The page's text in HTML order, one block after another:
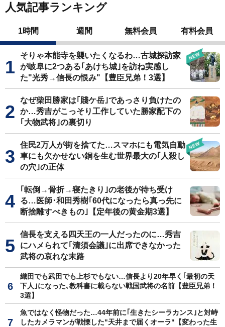
人気記事ランキング
1時間 週間 無料会員 有料会員
そりゃ本能寺を襲いたくなるわ…古城探訪家
が岐阜に2つある｢あけち城｣を訪ね実感し
た"光秀→信長の恨み"【豊臣兄弟！3選】
なぜ柴田勝家は｢賤ケ岳｣であっさり負けたの
か…秀吉がこっそり工作していた勝家配下の
｢大物武将｣の裏切り
住民2万人が街を捨てた…スマホにも電気自動
車にも欠かせない銅を生む世界最大の｢人殺し
の穴｣の正体
｢転倒→骨折→寝たきり｣の老後が待ち受け
る…医師･和田秀樹｢60代になったら真っ先に
断捨離すべきもの｣【定年後の黄金期3選】
信長を支える四天王の一人だったのに…秀吉
にハメられて｢清須会議｣に出席できなかった
武将の哀れな末路
織田でも武田でも上杉でもない…信長より20年早く｢最初の天
下人｣になった､教科書に載らない戦国武将の名前【豊臣兄弟！
3選】
魚ではなく怪物だった…44年前に｢生きたシーラカンス｣と対峙
したカメラマンが戦慄した"天井まで届くオーラ"【変わった生